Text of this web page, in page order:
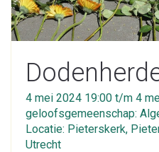
4 mei 2024 19:00 t/m 4
geloofsgemeenschap:
Locatie: Pieterskerk,
Utrecht